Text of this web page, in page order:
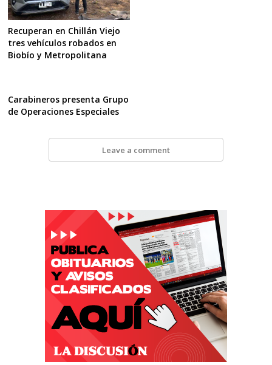
Recuperan en Chillán Viejo
tres vehículos robados en
Biobío y Metropolitana
Carabineros presenta Grupo
de Operaciones Especiales
Leave a comment